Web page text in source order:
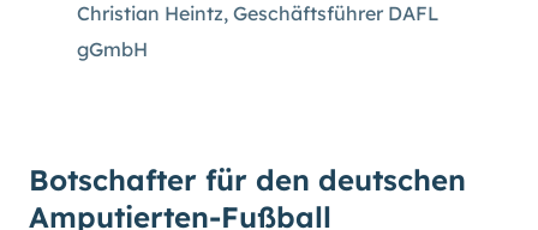
Christian Heintz, Geschäftsführer DAFL
gGmbH
Botschafter für den deutschen
Amputierten-Fußball